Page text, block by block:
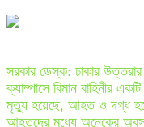
সরকার ডেস্ক: ঢাকার
ক্যাম্পাসে বিমান বাহিনীর
মৃত্যু হয়েছে, আহত ও দগ্ধ
আহতদের মধ্যে অনেকের